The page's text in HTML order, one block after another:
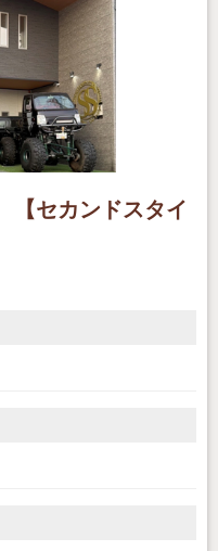
セカンドスタイ